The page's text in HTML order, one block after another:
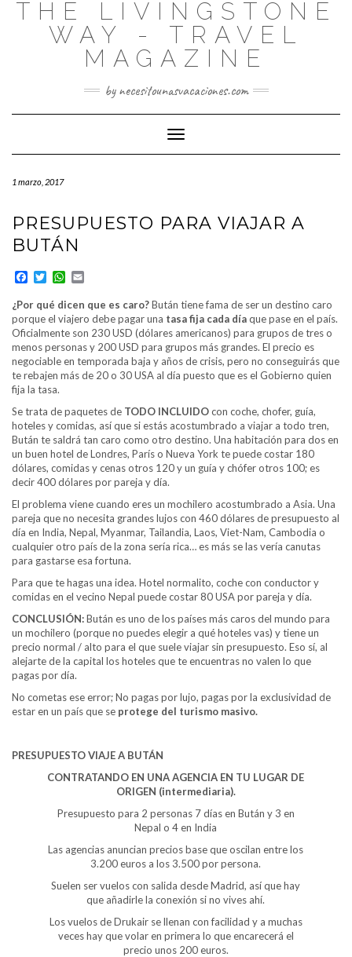
THE LIVINGSTONE
WAY - TRAVEL
MAGAZINE
by necesitounasvacaciones.com
Cambiar
modo
1 marzo, 2017
PRESUPUESTO PARA VIAJAR A
BUTÁN
Facebook
TwitterWhatsApp
¿Por qué dicen que es caro?Bután tiene fama de ser un destino caro
porque el viajero debe pagar una tasa fija cada díaque pase en el país.
Oficialmente son 230 USD (dólares americanos) para grupos de tres o
menos personas y 200 USD para grupos más grandes. El precio es
negociable en temporada baja y años de crisis, pero no conseguirás que
te rebajen más de 20 o 30 USA al día puesto que es el Gobierno quien
fija la tasa.
Se trata de paquetes de TODO INCLUIDOcon coche, chofer, guía,
hoteles y comidas, así que si estás acostumbrado a viajar a todo tren,
Bután te saldrá tan caro como otro destino. Una habitación para dos en
un buen hotel de Londres, París o Nueva York te puede costar 180
dólares, comidas y cenas otros 120 y un guía y chófer otros 100; es
decir 400 dólares por pareja y día.
El problema viene cuando eres un mochilero acostumbrado a Asia. Una
pareja que no necesita grandes lujos con 460 dólares de presupuesto al
día en India, Nepal, Myanmar, Tailandia, Laos, Viet-Nam, Cambodia o
cualquier otro país de la zona sería rica… es más se las vería canutas
para gastarse esa fortuna.
Para que te hagas una idea. Hotel normalito, coche con conductor y
comidas en el vecino Nepal puede costar 80 USA por pareja y día.
CONCLUSIÓN:Bután es uno de los países más caros del mundo para
un mochilero (porque no puedes elegir a qué hoteles vas) y tiene un
precio normal / alto para el que suele viajar sin presupuesto. Eso sí, al
alejarte de la capital los hoteles que te encuentras no valen lo que
pagas por día.
No cometas ese error; No pagas por lujo, pagas por la exclusividad de
estar en un país que se protege del turismo masivo.
PRESUPUESTO VIAJE A BUTÁN
CONTRATANDO EN UNA AGENCIA EN TU LUGAR DE
ORIGEN (intermediaria).
Presupuesto para 2 personas 7 días en Bután y 3 en
Nepal o 4 en India
Las agencias anuncian precios base que oscilan entre los
3.200 euros a los 3.500 por persona.
Suelen ser vuelos con salida desde Madrid, así que hay
que añadirle la conexión si no vives ahí.
Los vuelos de Drukair se llenan con facilidad y a muchas
veces hay que volar en primera lo que encarecerá el
precio unos 200 euros.